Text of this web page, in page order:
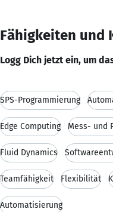
Fähigkeiten und
Logg Dich jetzt ein, um
SPS-Programmierung
Edge Computing Mess- und
Fluid Dynamics
Teamfähigkeit Flexibilität
Automatisierung